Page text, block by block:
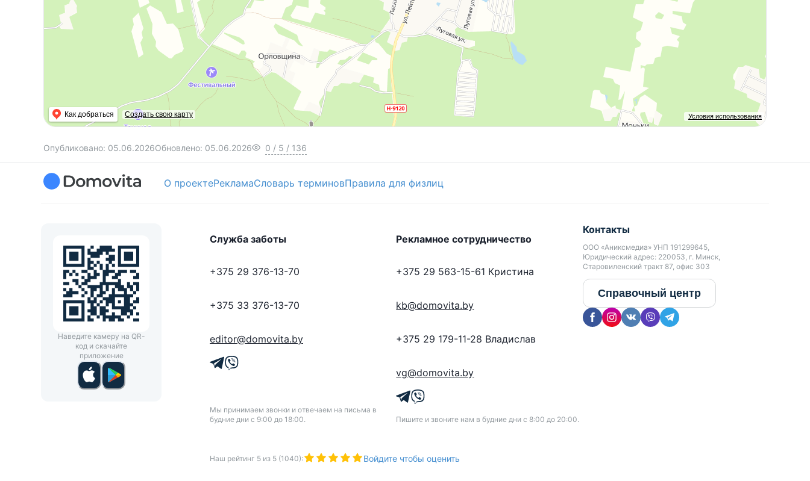
Условия использования
Как добраться Создать свою карту
Опубликовано: 05.06.2026Обновлено: 05.06.2026 0 / 5 / 136
О проектеРекламаСловарь терминовПравила для физлиц
Наведите камеру на QR-
код и скачайте
приложение
Служба заботы
+375 29 376-13-70
+375 33 376-13-70
editor@domovita.by
Мы принимаем звонки и отвечаем на письма в
будние дни с 9:00 до 18:00.
Рекламное сотрудничество
+375 29 563-15-61 Кристина
kb@domovita.by
+375 29 179-11-28 Владислав
vg@domovita.by
Пишите и звоните нам в будние дни с 8:00 до 20:00.
Контакты
ООО «Аниксмедиа» УНП 191299645,
Юридический адрес: 220053, г. Минск,
Старовиленский тракт 87, офис 303
Справочный центр
Наш рейтинг 5 из 5 (1040): Войдите чтобы оценить